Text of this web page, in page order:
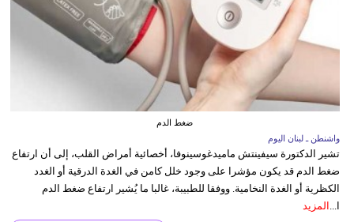
ضغط الدم
واشنطن ـ لبنان اليوم
تشير الدكتورة سيفينتش ماميدغوسينوفا، أخصائية أمراض القلب، إلى أن ارتفاع
ضغط الدم قد يكون مؤشرا على وجود خلل كامن في الغدة الدرقية أو الغدد
الكظرية أو الغدة النخامية. ووفقا للطبيبة، غالبا ما يُشير ارتفاع ضغط الدم
ا... المزيد